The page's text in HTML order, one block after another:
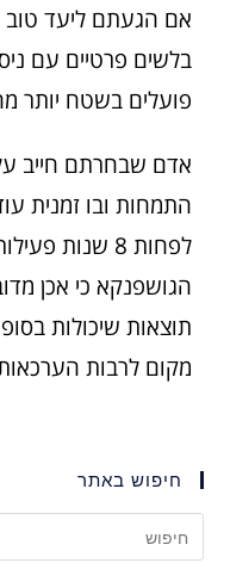
אם הגעתם ליעד
בלשים פרטיים עם
פועלים בשטח יותר
הגושפנקא כי אכן
תוצאות שיכולות
מקום לרבות
חיפוש באתר